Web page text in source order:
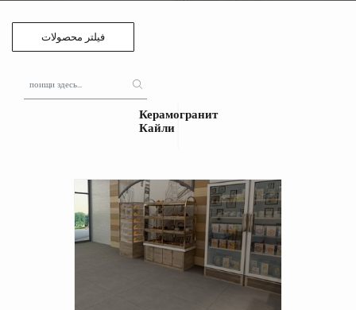
فیلتر محصولات
Керамогранит
Кайли